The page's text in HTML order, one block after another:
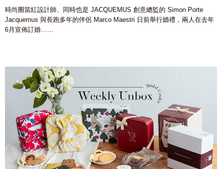
時尚圈當紅設計師、同時也是 JACQUEMUS 創意總監的 Simon Porte
Jacquemus 與長跑多年的伴侶 Marco Maestri 日前舉行婚禮，兩人在去年
6月宣佈訂婚……